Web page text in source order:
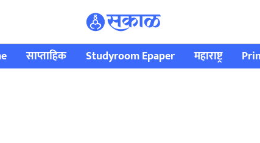
साप्ताहिक Studyroom Epaper महाराष्ट्र